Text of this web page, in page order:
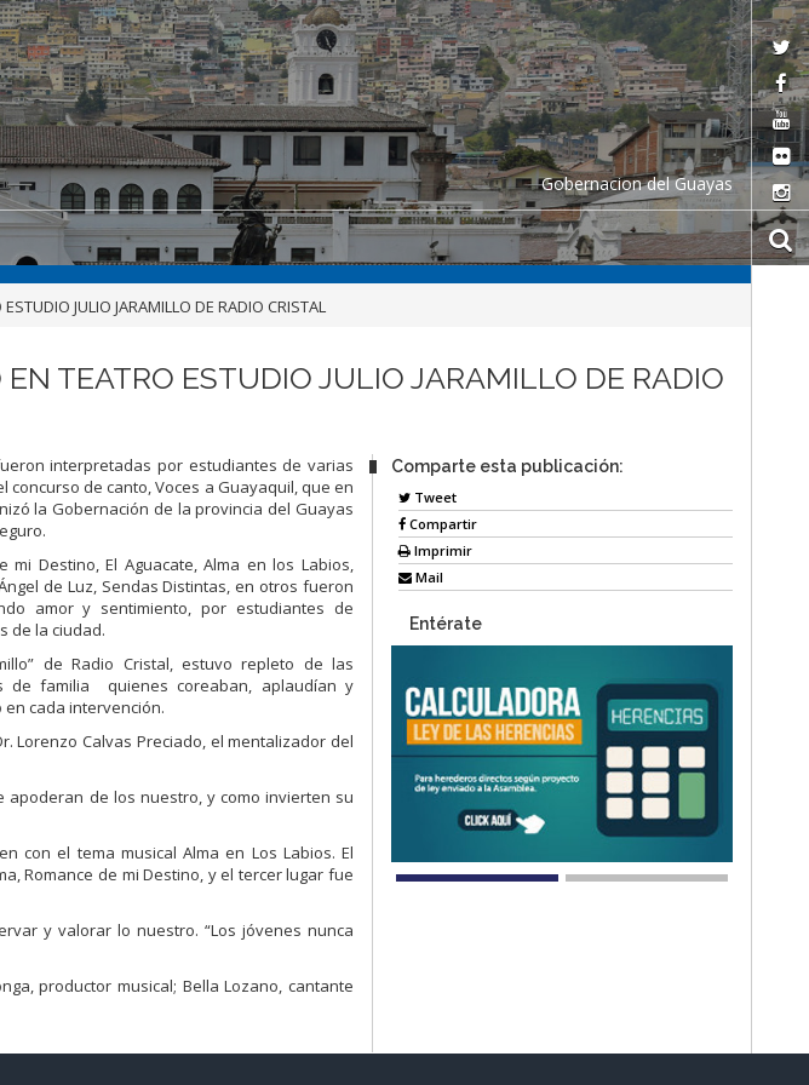
Gobernacion del Guayas
JULIO JARAMILLO DE RADIO CRISTAL
TEATRO ESTUDIO JULIO JARAMILLO DE RADIO
interpretadas por estudiantes de varias
concurso de canto, Voces a Guayaquil, que en
la Gobernación de la provincia del Guayas
mi Destino, El Aguacate, Alma en los Labios,
de Luz, Sendas Distintas, en otros fueron
amor y sentimiento, por estudiantes de
de la ciudad.
de Radio Cristal, estuvo repleto de las
de familia quienes coreaban, aplaudían y
en cada intervención.
Lorenzo Calvas Preciado, el mentalizador del
apoderan de los nuestro, y como invierten su
con el tema musical Alma en Los Labios. El
Romance de mi Destino, y el tercer lugar fue
y valorar lo nuestro. “Los jóvenes nunca
productor musical; Bella Lozano, cantante
Comparte esta publicación:
Tweet
Compartir
Imprimir
Mail
Entérate